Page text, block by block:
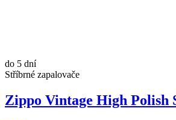
do 5 dní
Stříbrné zapalovače
Zippo Vintage High Polish